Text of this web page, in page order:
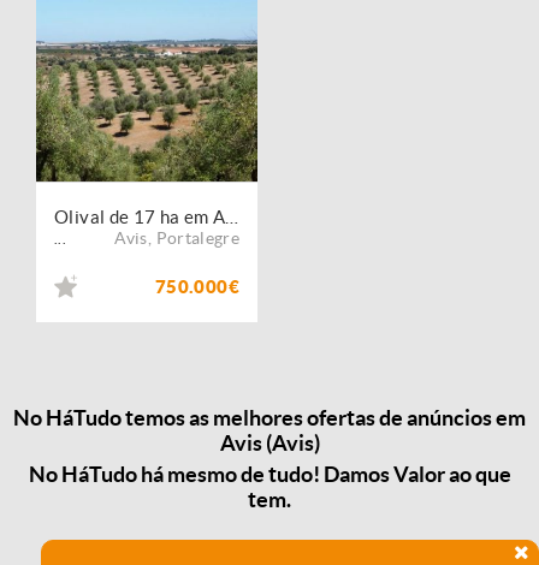
Olival de 17 ha em Avis, Portalegre, Alentejo, Portugal
Avis Portalegre
750.000€
No HáTudo temos as melhores ofertas de anúncios em
Avis (Avis)
No HáTudo há mesmo de tudo! Damos Valor ao que
tem.